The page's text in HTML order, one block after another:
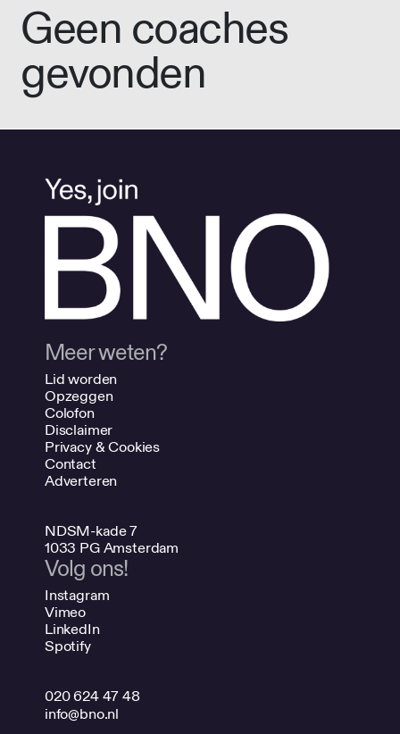
Geen coaches
gevonden
Meer weten?
Lid worden
Opzeggen
Colofon
Disclaimer
Privacy & Cookies
Contact
Adverteren
NDSM-kade 7
1033 PG Amsterdam
Volg ons!
Instagram
Vimeo
LinkedIn
Spotify
020 624 47 48
info@bno.nl